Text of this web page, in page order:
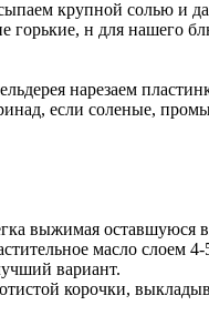
крупной солью и
горькие, н для
нарезаем
если соленые,
выжимая оставшуюся
масло
вариант.
корочки,